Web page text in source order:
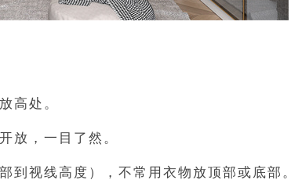
高处。
放，一目了然。
到视线高度），不常用衣物放顶部或底部。